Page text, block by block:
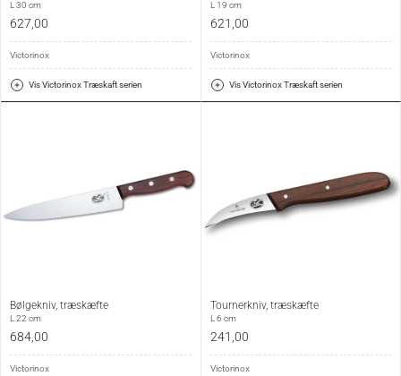
L 30 cm
627,00
Victorinox
Vis Victorinox Træskaft serien
L 19 cm
621,00
Victorinox
Vis Victorinox Træskaft serien
Bølgekniv, træskæfte
L 22 cm
684,00
Victorinox
Tournerkniv, træskæfte
L 6 cm
241,00
Victorinox